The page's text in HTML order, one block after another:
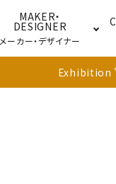
MAKER・
DESIGNER
メーカー・デザイナー
Exhibition